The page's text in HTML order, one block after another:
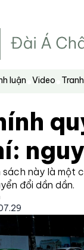
luận Video
sách này là một
đổi dần dần.